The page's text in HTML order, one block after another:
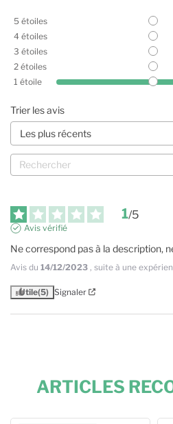
5 étoiles
4 étoiles
3 étoiles
2 étoiles
1 étoile
Trier les avis
1/5
Avis vérifié
Ne correspond pas à la description,
Avis du 14/12/2023 , suite à une
Utile(5) Signaler
ARTICLES